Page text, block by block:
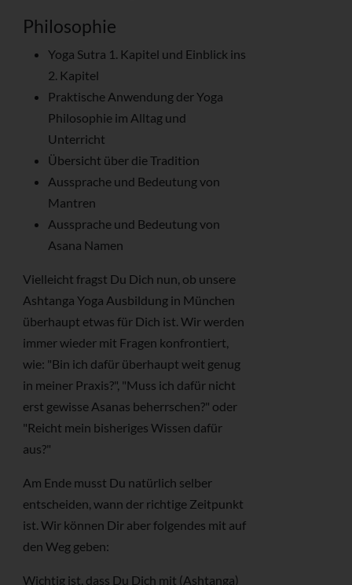
Philosophie
Yoga Sutra 1. Kapitel und Einblick ins
2. Kapitel
Praktische Anwendung der Yoga
Philosophie im Alltag und
Unterricht
Übersicht über die Tradition
Aussprache und Bedeutung von
Mantren
Aussprache und Bedeutung von
Asana Namen
Vielleicht fragst Du Dich nun, ob unsere
Ashtanga Yoga Ausbildung in München
überhaupt etwas für Dich ist. Wir werden
immer wieder mit Fragen konfrontiert,
wie: "Bin ich dafür überhaupt weit genug
in meiner Praxis?", "Muss ich dafür nicht
erst gewisse Asanas beherrschen?" oder
"Reicht mein bisheriges Wissen dafür
aus?"
Am Ende musst Du natürlich selber
entscheiden, wann der richtige Zeitpunkt
ist. Wir können Dir aber folgendes mit auf
den Weg geben:
Wichtig ist, dass Du Dich mit (Ashtanga)